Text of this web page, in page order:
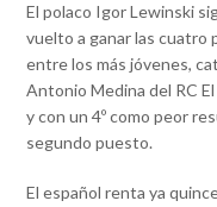
El polaco Igor Lewinski
vuelto a ganar las cuatro
entre los más jóvenes,
Antonio Medina del RC
y con un 4º como peor
segundo puesto.
El español renta ya